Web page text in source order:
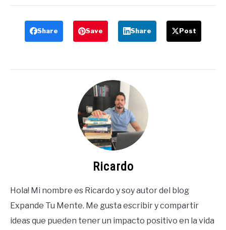
Share Save Share Post
Ricardo
Hola! Mi nombre es Ricardo y soy autor del blog
Expande Tu Mente. Me gusta escribir y compartir
ideas que pueden tener un impacto positivo en la vida